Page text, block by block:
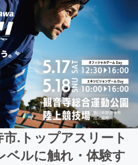
.トップアスリート
ベルに触れ・体験す